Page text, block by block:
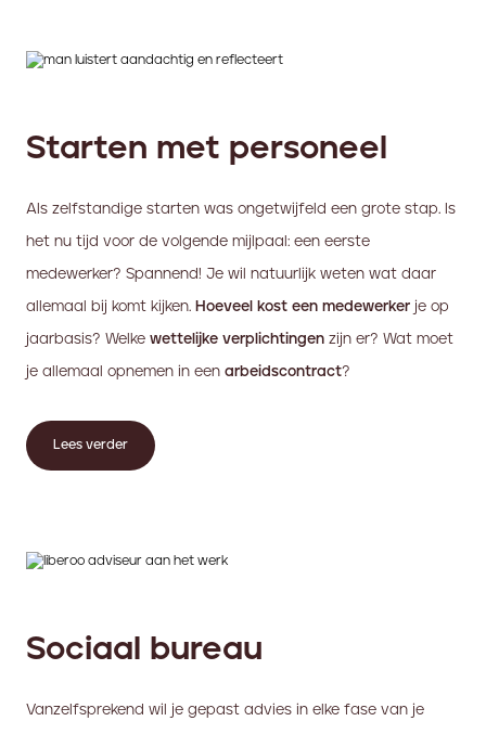
Starten met personeel
Als zelfstandige starten was ongetwijfeld een grote stap. Is
het nu tijd voor de volgende mijlpaal: een eerste
medewerker? Spannend! Je wil natuurlijk weten wat daar
allemaal bij komt kijken. Hoeveel kost een medewerker je op
jaarbasis? Welke wettelijke verplichtingen zijn er? Wat moet
je allemaal opnemen in een arbeidscontract?
Lees verder
Sociaal bureau
Vanzelfsprekend wil je gepast advies in elke fase van je